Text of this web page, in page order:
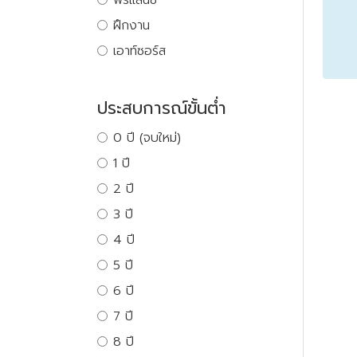
ฝึกงาน
เอาท์ซอร์ส
ประสบการณ์ขั้นต่ำ
0 ปี (จบใหม่)
1 ปี
2 ปี
3 ปี
4 ปี
5 ปี
6 ปี
7 ปี
8 ปี